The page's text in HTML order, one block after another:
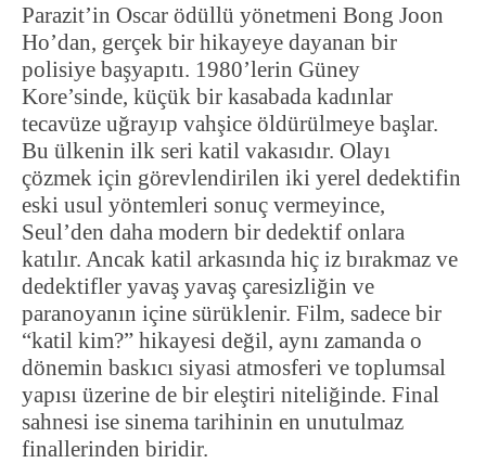
Parazit’in Oscar ödüllü yönetmeni Bong Joon
Ho’dan, gerçek bir hikayeye dayanan bir
polisiye başyapıtı. 1980’lerin Güney
Kore’sinde, küçük bir kasabada kadınlar
tecavüze uğrayıp vahşice öldürülmeye başlar.
Bu ülkenin ilk seri katil vakasıdır. Olayı
çözmek için görevlendirilen iki yerel dedektifin
eski usul yöntemleri sonuç vermeyince,
Seul’den daha modern bir dedektif onlara
katılır. Ancak katil arkasında hiç iz bırakmaz ve
dedektifler yavaş yavaş çaresizliğin ve
paranoyanın içine sürüklenir. Film, sadece bir
“katil kim?” hikayesi değil, aynı zamanda o
dönemin baskıcı siyasi atmosferi ve toplumsal
yapısı üzerine de bir eleştiri niteliğinde. Final
sahnesi ise sinema tarihinin en unutulmaz
finallerinden biridir.